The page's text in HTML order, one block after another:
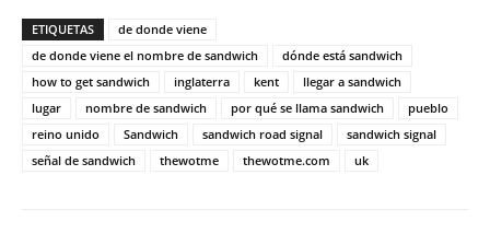
ETIQUETAS
de donde viene
de donde viene el nombre de sandwich
dónde está sandwich
how to get sandwich
inglaterra kent
llegar a sandwich
lugar
nombre de sandwich por qué se llama sandwich
pueblo
reino unido
Sandwich sandwich road signal
sandwich signal
señal de sandwich
thewotme thewotme.com uk